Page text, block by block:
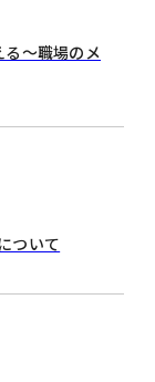
～職場のメ
ついて